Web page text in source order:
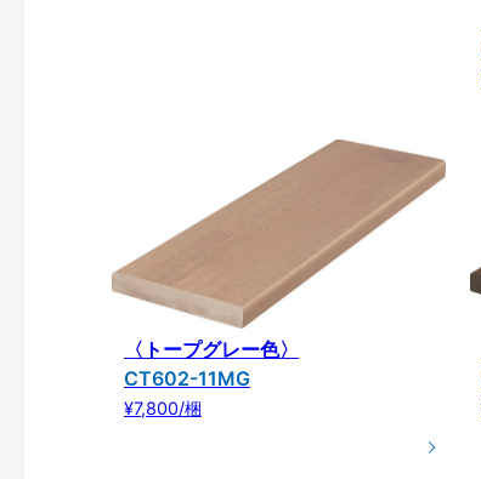
〈トープグレー色〉
CT602-11MG
¥7,800/梱